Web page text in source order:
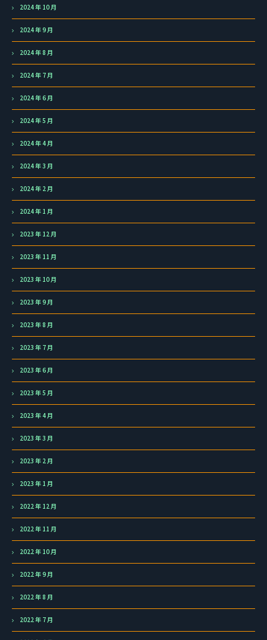
2024 年 10 月
2024 年 9 月
2024 年 8 月
2024 年 7 月
2024 年 6 月
2024 年 5 月
2024 年 4 月
2024 年 3 月
2024 年 2 月
2024 年 1 月
2023 年 12 月
2023 年 11 月
2023 年 10 月
2023 年 9 月
2023 年 8 月
2023 年 7 月
2023 年 6 月
2023 年 5 月
2023 年 4 月
2023 年 3 月
2023 年 2 月
2023 年 1 月
2022 年 12 月
2022 年 11 月
2022 年 10 月
2022 年 9 月
2022 年 8 月
2022 年 7 月